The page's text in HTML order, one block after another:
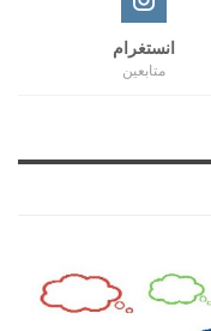
انستغرام
متابعين